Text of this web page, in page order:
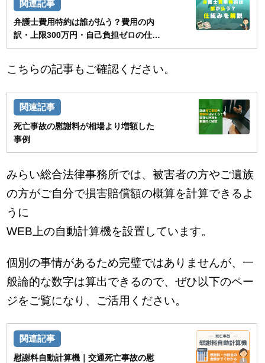
弁護士費用特約は誰が払う？費用の内
訳・上限300万円・自己負担ゼロの仕組
みを解説
こちらの記事もご確認ください。
死亡事故の慰謝料が相場より増額した
事例
みらい総合法律事務所では、被害者の方やご遺族
の方がご自分で損害賠償額の概算を計算できるよ
うに
WEB上の自動計算機を設置しています。
個別の事情があるため完璧ではありませんが、一
般論的な数字は算出できるので、ぜひ以下のペー
ジをご覧になり、ご活用ください。
慰謝料自動計算機｜交通死亡事故の慰